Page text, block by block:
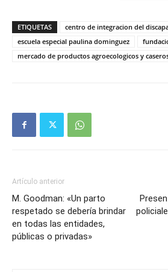
ETIQUETAS centro de integracion del
escuela especial paulina dominguez
mercado de productos agroecologicos y
Artículo anterior
M. Goodman: «Un parto
respetado se debería brindar
en todas las entidades,
públicas o privadas»